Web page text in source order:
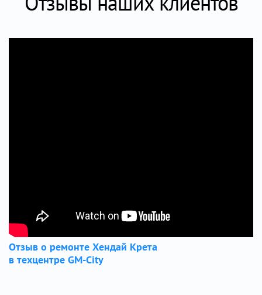
Отзыв о ремонте Хендай Крета
в техцентре GM-City